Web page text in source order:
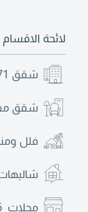
لائحة الاقسام
شقق
شقق
فلل
محلات